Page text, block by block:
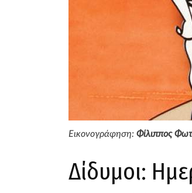
Εικονογράφηση: Φίλιππος
Δίδυμοι: